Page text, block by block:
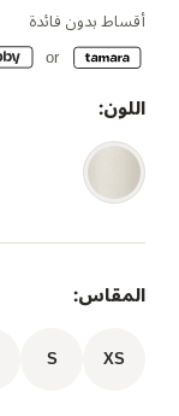
أقساط بدون فائدة
اللون:
المقاس:
XS
S